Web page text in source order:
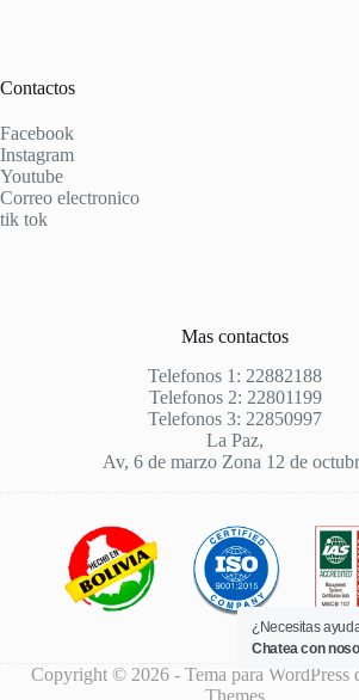
Contactos
Facebook
Instagram
Youtube
Correo electronico
tik tok
Mas contactos
Telefonos 1: 22882188
Telefonos 2: 22801199
Telefonos 3: 22850997
La Paz,
Av, 6 de marzo Zona 12 de
Copyright © 2026 - Tema para WordPress
¿Necesitas
Chatea con